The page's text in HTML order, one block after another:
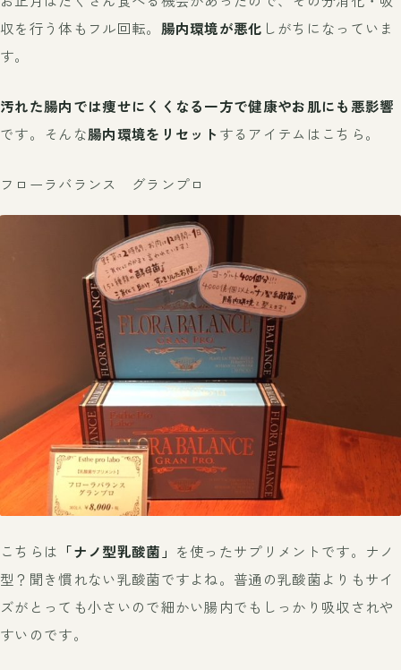
収を行う体もフル回転。 腸内環境が悪化 しがちになっていま
す。
汚れた腸内では痩せにくくなる一方で健康やお肌にも悪影響
です。そんな腸内環境をリセット するアイテムはこちら。
フローラバランス グランプロ
こちらは 「ナノ型乳酸菌」 を使ったサプリメントです。ナノ
型？聞き慣れない乳酸菌ですよね。普通の乳酸菌よりもサイ
ズがとっても小さいので細かい腸内でもしっかり吸収されや
すいのです。